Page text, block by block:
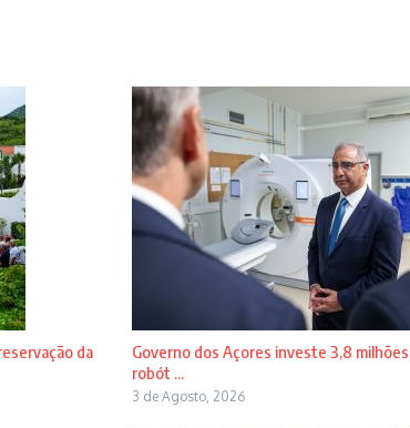
da
Governo dos Açores investe 3,8
robót ...
3 de Agosto, 2026